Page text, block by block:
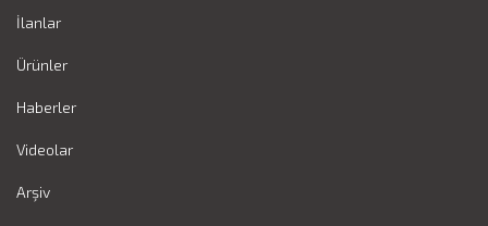
İlanlar
Ürünler
Haberler
Videolar
Arşiv